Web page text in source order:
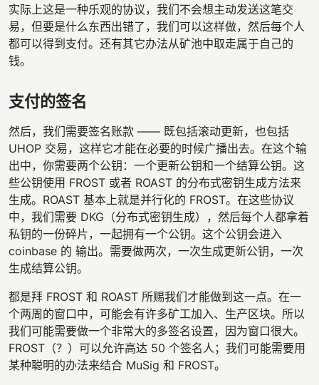
实际上这是一种乐观的协议，我们不会想主动发送这笔交
易，但要是什么东西出错了，我们可以这样做，然后每个人
都可以得到支付。还有其它办法从矿池中取走属于自己的
钱。
支付的签名
然后，我们需要签名账款 —— 既包括滚动更新，也包括
UHOP 交易，这样它才能在必要的时候广播出去。在这个输
出中，你需要两个公钥：一个更新公钥和一个结算公钥。这
些公钥使用 FROST 或者 ROAST 的分布式密钥生成方法来
生成。ROAST 基本上就是并行化的 FROST。在这些协议
中，我们需要 DKG（分布式密钥生成），然后每个人都拿着
私钥的一份碎片，一起拥有一个公钥。这个公钥会进入
coinbase 的 输出。需要做两次，一次生成更新公钥，一次
生成结算公钥。
都是拜 FROST 和 ROAST 所赐我们才能做到这一点。在一
个两周的窗口中，可能会有许多矿工加入、生产区块。所以
我们可能需要做一个非常大的多签名设置，因为窗口很大。
FROST（？）可以允许高达 50 个签名人；我们可能需要用
某种聪明的办法来结合 MuSig 和 FROST。